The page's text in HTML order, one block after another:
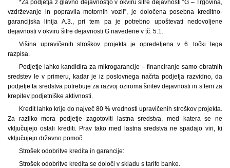
*Za podjetja z glavno dejavnostjo v okviru šifre dejavnosti “G – Trgovina,
vzdrževanje in popravila motornih vozil”, je določena posebna kreditno-
garancijska linija A.3., pri tem pa je potrebno upoštevati nedovoljene
dejavnosti v okviru šifre dejavnosti G navedene v tč. 5.1.
Višina upravičenih stroškov projekta je opredeljena v 6. točki tega
razpisa.
Podjetje lahko kandidira za mikrogarancije – financiranje samo obratnih
sredstev le v primeru, kadar je iz poslovnega načrta podjetja razvidno, da
podjetje ta sredstva potrebuje za razvoj oziroma širitev dejavnosti in s tem za
krepitev podjetniške aktivnosti.
Kredit lahko krije do največ 80 % vrednosti upravičenih stroškov projekta.
Za razliko mora podjetje zagotoviti lastna sredstva, med katera se ne
vključujejo ostali krediti. Prav tako med lastna sredstva ne spadajo viri, ki
vključujejo državno pomoč.
Strošek odobritve kredita in garancije:
Strošek odobritve kredita se določi v skladu s tarifo banke.